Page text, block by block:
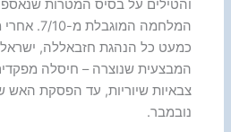
והטילים על בסיס המטרות
המלחמה
כמעט כל הנהגת חזבאללה,
המבצעית שנוצרה – חיסלה
צבאיות שיוריות, עד הפסקת האש
נובמבר.